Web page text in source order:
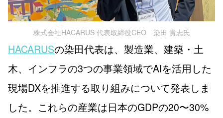
株式会社HACARUS 代表取締役CEO 染田 貴志氏
HACARUSの染田代表は、製造業、建築・土
木、インフラの3つの事業領域でAIを活用した
現場DXを推進する取り組みについて発表しま
した。これらの産業は日本のGDPの20〜30%